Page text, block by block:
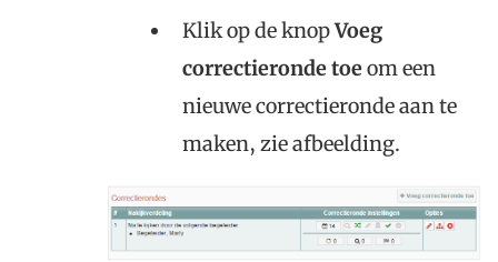
Klik op de knopVoeg
correctieronde toeom een
nieuwe correctieronde aan te
maken, zie afbeelding.